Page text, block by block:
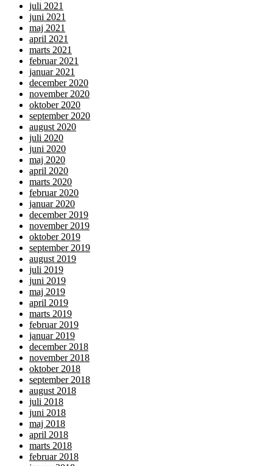
juli 2021
juni 2021
maj 2021
april 2021
marts 2021
februar 2021
januar 2021
december 2020
november 2020
oktober 2020
september 2020
august 2020
juli 2020
juni 2020
maj 2020
april 2020
marts 2020
februar 2020
januar 2020
december 2019
november 2019
oktober 2019
september 2019
august 2019
juli 2019
juni 2019
maj 2019
april 2019
marts 2019
februar 2019
januar 2019
december 2018
november 2018
oktober 2018
september 2018
august 2018
juli 2018
juni 2018
maj 2018
april 2018
marts 2018
februar 2018